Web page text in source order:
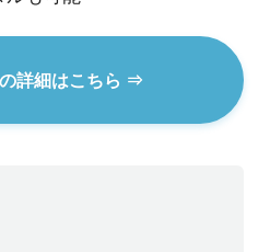
詳細はこちら ⇒